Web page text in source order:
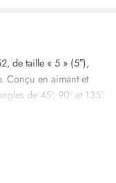
de taille « 5 » (5″),
Conçu en aimant et
de 45°, 90° et 135°.